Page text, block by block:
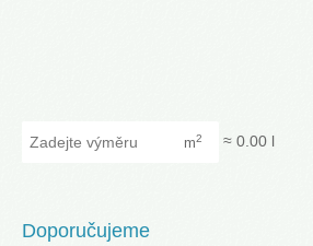
m2 ≈ 0.00 l
Doporučujeme